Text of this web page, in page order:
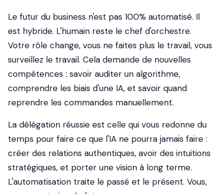
Le futur du business n'est pas 100% automatisé. Il
est hybride. L'humain reste le chef d'orchestre.
Votre rôle change, vous ne faites plus le travail, vous
surveillez le travail. Cela demande de nouvelles
compétences : savoir auditer un algorithme,
comprendre les biais d'une IA, et savoir quand
reprendre les commandes manuellement.
La délégation réussie est celle qui vous redonne du
temps pour faire ce que l'IA ne pourra jamais faire :
créer des relations authentiques, avoir des intuitions
stratégiques, et porter une vision à long terme.
L'automatisation traite le passé et le présent. Vous,